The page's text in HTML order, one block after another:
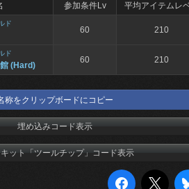
参加条件Lv 平均アイテムレ
ド
60 210
ド
(Hard)
60 210
称をクリップボードにコピー
埋め込みコード表示
ット「ツールチップ」コード表示